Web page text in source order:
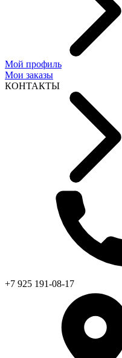
Мой профиль
Мои заказы
КОНТАКТЫ
+7 925 191-08-17